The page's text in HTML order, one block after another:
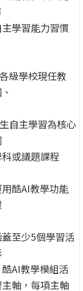
學習能力習慣
級學校現任教
自主學習為核心
或議題課程
酷AI教學功能
至少5個學習活
AI教學模組活
軸，每項主軸